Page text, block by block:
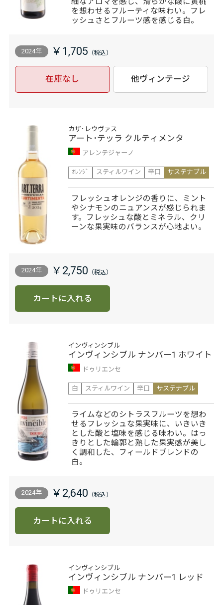
を想わせるフルーティな味わい。フレ
ッシュさとフルーツ感を感じる白。
2024年 ￥1,705
在庫なし 他ヴィンテージ
カザ･レウヴァス
アート･テッラ クルティメンタ
アレンテジャーノ
ｵﾚﾝｼﾞ
スティルワイン 辛口 サステナブル
フレッシュオレンジの香りに、ミント
やシナモンのニュアンスが感じられま
す。フレッシュな酸とミネラル、クリ
ーンな果実味のバランスが心地よい。
2024年 ￥2,750
カートに入れる
インヴィンシブル
インヴィンシブル ナンバー1 ホワイト
ドゥリエンセ
白
スティルワイン 辛口 サステナブル
ライムなどのシトラスフルーツを想わ
せるフレッシュな果実味に、いきいき
とした酸と塩味を感じる味わい。はっ
きりとした輪郭と熟した果実感が美し
く調和した、フィールドブレンドの
白。
2024年 ￥2,640
カートに入れる
インヴィンシブル
インヴィンシブル ナンバー1 レッド
ドゥリエンセ